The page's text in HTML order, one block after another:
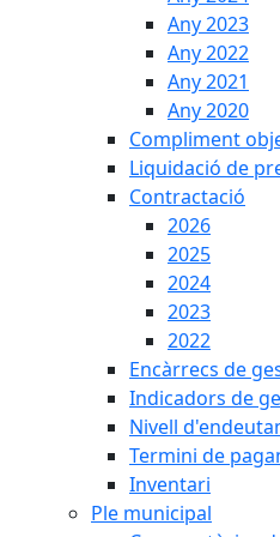
Any 2023
Any 2022
Any 2021
Any 2020
Compliment
Liquidació de
Contractació
2026
2025
2024
2023
2022
Encàrrecs de
Indicadors de
Nivell
Termini de
Inventari
Ple municipal